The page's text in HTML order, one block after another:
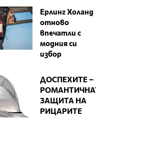
Ерлинг Холанд
отново
впечатли с
модния си
избор
ДОСПЕХИТЕ –
РОМАНТИЧНАТА
ЗАЩИТА НА
РИЦАРИТЕ